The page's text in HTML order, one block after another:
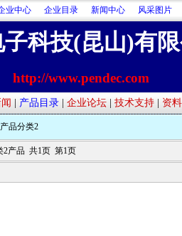
业中心 企业目录 新闻中心 风采图片
科技(昆山)有限
http://www.pendec.com
产品目录| 企业论坛| 技术支持| 资
品分类2
2产品 共1页 第1页